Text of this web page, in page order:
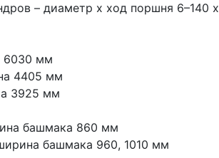
– диаметр х ход поршня 6–140 х
6030 мм
4405 мм
3925 мм
башмака 860 мм
башмака 960, 1010 мм